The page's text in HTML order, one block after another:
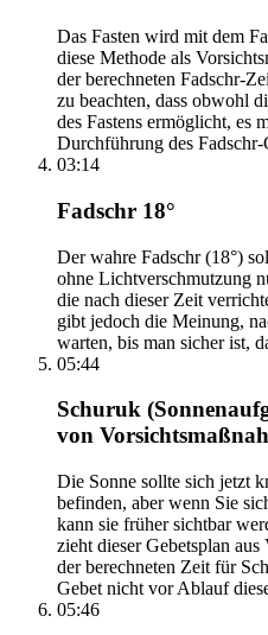
Das Fasten wird mit dem
diese Methode als
der berechneten Fadschr-
zu beachten, dass obwohl
des Fastens ermöglicht, es
Durchführung des Fadschr-
03:14
Fadschr 18°
Der wahre Fadschr (18°)
ohne Lichtverschmutzung
die nach dieser Zeit
gibt jedoch die Meinung,
warten, bis man sicher ist,
05:44
Schuruk
von
Die Sonne sollte sich jetzt
befinden, aber wenn Sie
kann sie früher sichtbar
zieht dieser Gebetsplan
der berechneten Zeit für
Gebet nicht vor Ablauf
05:46